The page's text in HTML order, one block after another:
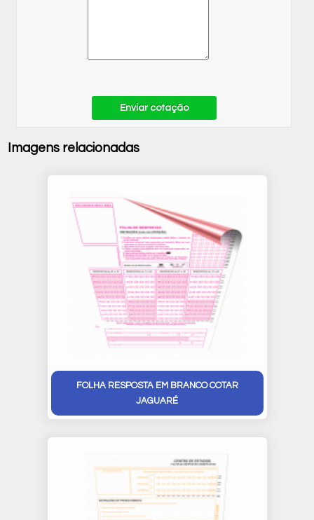
Enviar cotação
Imagens relacionadas
FOLHA RESPOSTA EM BRANCO COTAR
JAGUARÉ